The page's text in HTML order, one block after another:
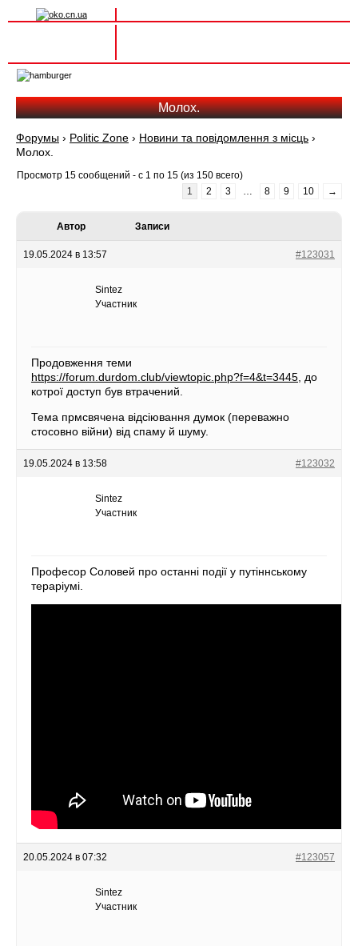
navigation
Молох.
Форумы › Politic Zone › Новини та повідомлення з місць ›
Молох.
Просмотр 15 сообщений - с 1 по 15 (из 150 всего)
1
2 3 … 8 9 10 →
Автор Записи
19.05.2024 в 13:57 #123031
Sintez
Участник
Продовження теми
https://forum.durdom.club/viewtopic.php?f=4&t=3445, до
котрої доступ був втрачений.
Тема прмсвячена відсіювання думок (переважно
стосовно війни) від спаму й шуму.
19.05.2024 в 13:58 #123032
Sintez
Участник
Професор Соловей про останні події у путіннському
тераріумі.
20.05.2024 в 07:32 #123057
Sintez
Участник